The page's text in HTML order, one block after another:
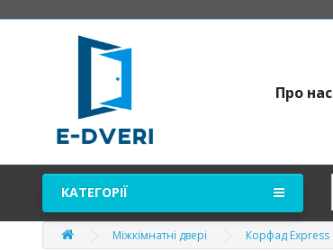
Про нас
КАТЕГОРІЇ
Міжкімнатні двері Корфад Express